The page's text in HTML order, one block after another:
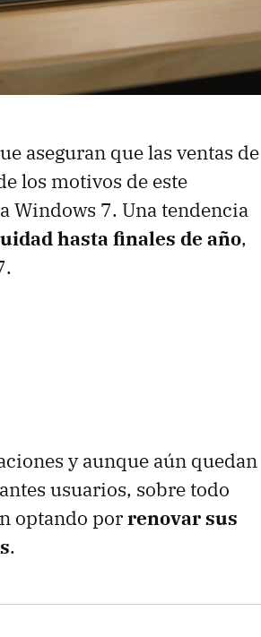
aseguran que las ventas de
los motivos de este
Windows 7. Una tendencia
hasta finales de año,
y aunque aún quedan
usuarios, sobre todo
optando porrenovar sus
.